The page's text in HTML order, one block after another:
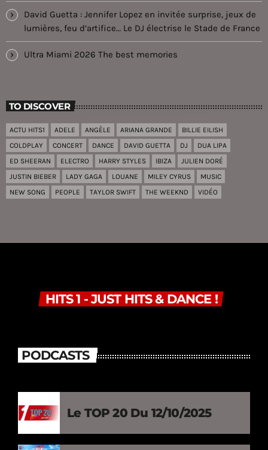
David Guetta : Jennifer Lopez en invitée surprise, jeux de
lumières, feu d’artifice… Le DJ électrise le Stade de France
Ultra Miami 2026 The best memories
TO DISCOVER
ACTU HITS1 ADELE ANGÈLE ARIANA GRANDE
BILLIE EILISH
COLDPLAY
CONCERT DANCE DAVID GUETTA DJ
DUA LIPA
ED SHEERAN
ELECTRO HARRY STYLES IBIZA
JULIEN DORÉ
JUSTIN BIEBER
LADY GAGA LOUANE MILEY CYRUS
MUSIC
NEW SONG
PEOPLE TAYLOR SWIFT THE WEEKND VIDÉO
HITS 1 - JUST HITS & DANCE !
PODCASTS
Le TOP 20 Du 12/10/2025